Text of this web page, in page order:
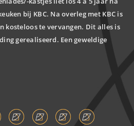
bij KBC. Na overleg met KBC is
kosteloos te vervangen. Dit alles is
gerealiseerd. Een geweldige